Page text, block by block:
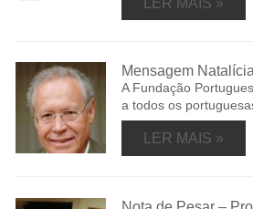
Mensagem
A Fundação
a todos os
LER MAIS »